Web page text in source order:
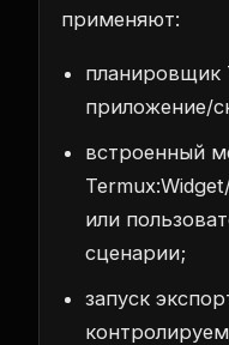
применяют:
планировщик
приложение/
встроенный
или
сценарии;
запуск